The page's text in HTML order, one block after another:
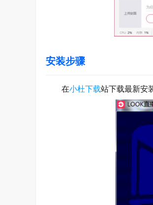
安装步骤
在小杜下载站下载最新安